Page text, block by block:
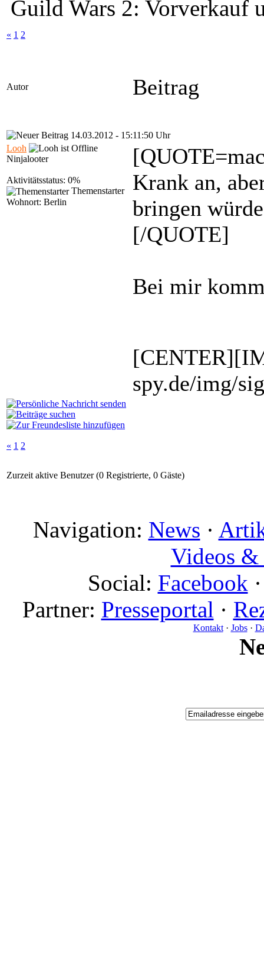
Guild Wars 2: Vorverkauf
« 1 2
Autor Beitrag
14.03.2012 - 15:11:50 Uhr
Looh
Ninjalooter
Aktivitätsstatus: 0%
Themenstarter
Wohnort: Berlin
Krank an,
bringen
[/QUOTE]
Bei mir
spy.de/img/
« 1 2
Zurzeit aktive Benutzer (0 Registrierte, 0 Gäste)
Navigation: News ·
Videos
Social: Facebook
Partner: Presseportal ·
Kontakt· Jobs·